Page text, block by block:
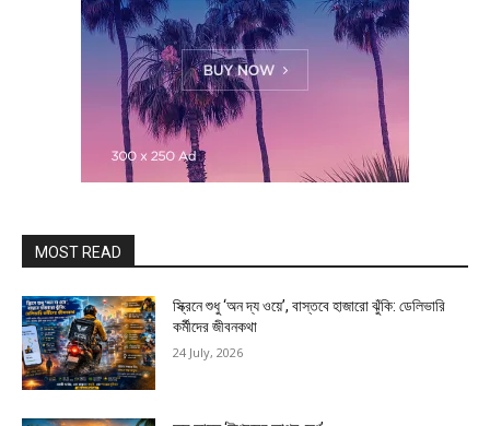
MOST READ
স্ক্রিনে শুধু ‘অন দ্য ওয়ে’, বাস্তবে হাজারো ঝুঁকি: ডেলিভারি
কর্মীদের জীবনকথা
24 July, 2026